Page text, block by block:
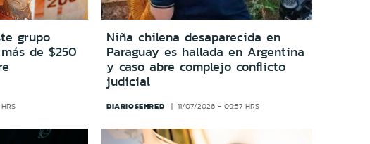
grupo
de $250
Niña chilena desaparecida en
Paraguay es hallada en Argentina
y caso abre complejo conflicto
judicial
DIARIOSENRED 11/07/2026 - 09:57 HRS